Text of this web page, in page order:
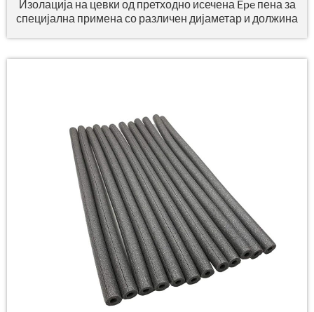
Изолација на цевки од претходно исечена Epe пена за
специјална примена со различен дијаметар и должина